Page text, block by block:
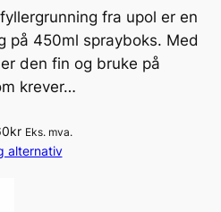
fra upol er en
på 450ml sprayboks. Med
den fin og bruke på
krever…
kr Eks. mva.
alternativ